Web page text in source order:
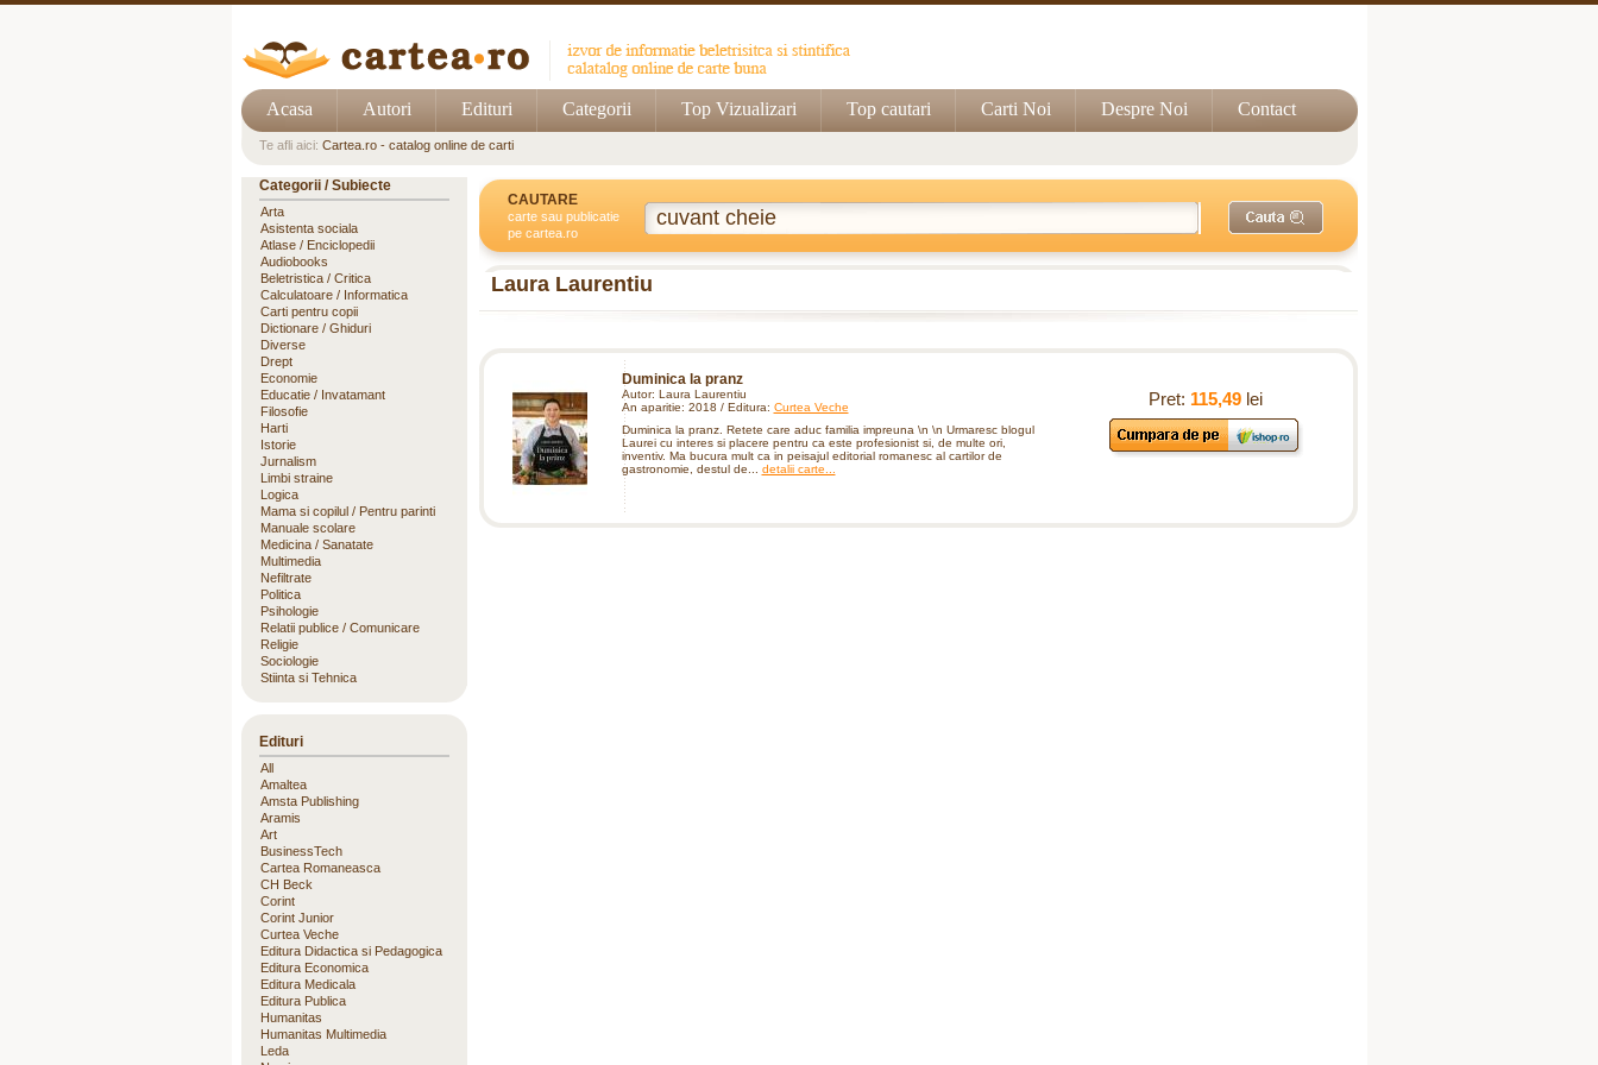
Acasa Autori Edituri Categorii Top Vizualizari Top cautari Carti Noi Despre Noi Contact
Te afli aici: Cartea.ro - catalog online de carti
CAUTARE
carte sau publicatie
pe cartea.ro
Laura Laurentiu
Duminica la pranz
Autor: Laura Laurentiu
An aparitie: 2018 / Editura: Curtea Veche
Duminica la pranz. Retete care aduc familia impreuna \n \n Urmaresc blogul
Laurei cu interes si placere pentru ca este profesionist si, de multe ori,
inventiv. Ma bucura mult ca in peisajul editorial romanesc al cartilor de
gastronomie, destul de... detalii carte...
Pret: 115,49lei
Categorii / Subiecte
Arta
Asistenta sociala
Atlase / Enciclopedii
Audiobooks
Beletristica / Critica
Calculatoare / Informatica
Carti pentru copii
Dictionare / Ghiduri
Diverse
Drept
Economie
Educatie / Invatamant
Filosofie
Harti
Istorie
Jurnalism
Limbi straine
Logica
Mama si copilul / Pentru parinti
Manuale scolare
Medicina / Sanatate
Multimedia
Nefiltrate
Politica
Psihologie
Relatii publice / Comunicare
Religie
Sociologie
Stiinta si Tehnica
Edituri
All
Amaltea
Amsta Publishing
Aramis
Art
BusinessTech
Cartea Romaneasca
CH Beck
Corint
Corint Junior
Curtea Veche
Editura Didactica si Pedagogica
Editura Economica
Editura Medicala
Editura Publica
Humanitas
Humanitas Multimedia
Leda